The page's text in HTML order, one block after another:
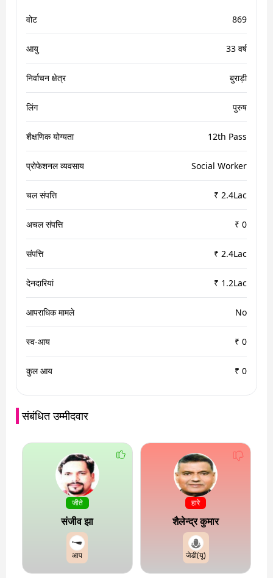
वोट 869
आयु 33 वर्ष
निर्वाचन क्षेत्र बुराड़ी
लिंग पुरुष
शैक्षणिक योग्यता 12th Pass
प्रोफेशनल व्यवसाय Social Worker
चल संपत्ति ₹ 2.4Lac
अचल संपत्ति ₹ 0
संपत्ति ₹ 2.4Lac
देनदारियां ₹ 1.2Lac
आपराधिक मामले No
स्व-आय ₹ 0
कुल आय ₹ 0
संबंधित उम्मीदवार
जीते
संजीव झा
आप
हारे
शैलेन्द्र कुमार
जेडी(यू)